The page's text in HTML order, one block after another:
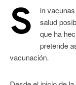
S
in
salud
que ha
pretende
vacunación.